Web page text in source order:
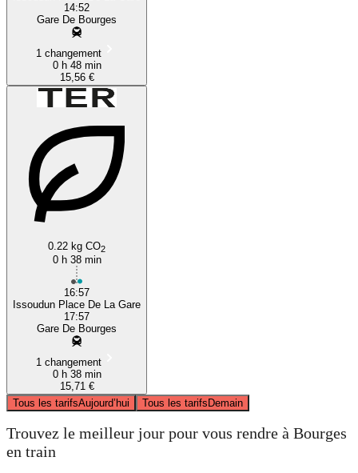
14:52
Gare De Bourges
1 changement
0 h 48 min
15,56 €
0.22 kg CO2
0 h 38 min
16:57
Issoudun Place De La Gare
17:57
Gare De Bourges
1 changement
0 h 38 min
15,71 €
Tous les tarifsAujourd’hui Tous les tarifsDemain
Trouvez le meilleur jour pour vous rendre à Bourges
en train